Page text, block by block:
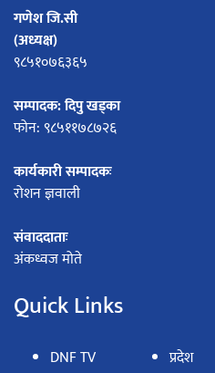
गणेश जि.सी
(अध्यक्ष)
९८५१०७६३६५
सम्पादक: दिपु खड्का
फोन: ९८५११७८७२६
कार्यकारी सम्पादकः
रोशन ज्ञवाली
संवाददाताः
अंकध्वज मोते
Quick Links
DNF TV प्रदेश